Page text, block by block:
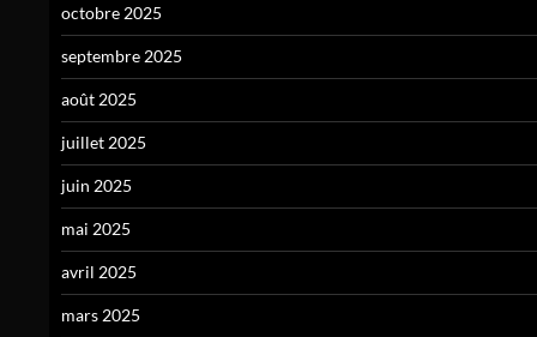
octobre 2025
septembre 2025
août 2025
juillet 2025
juin 2025
mai 2025
avril 2025
mars 2025